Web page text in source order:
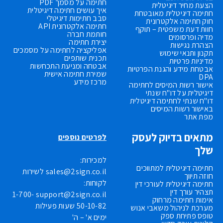
הצעת מחיר דיגיטלית
חתימה דיגיטלית מאובטחת
חוק חתימה אלקטרונית
חוות דעת משפטית – תוקף
מדיה ופרסומים
הצהרת נגישות
תקנון ותנאי שימוש
מדיניות פרטיות
אבטחת מידע והגנת הפרטיות
DPA
אישור רשות המיסים לחתימה
דיגיטלית על דו"ח שנתי
דו"ח שנתי לחתימה דיגיטלית
באישור רשות המיסים
מפת אתר
איך עושים חתימה דיגיטלית
סבב חתימות דיגיטלי
חתימה אלקטרונית API
חותמת חברה
יצירת חתימה
אפליקציה לחתימה על מסמכים
תכנית שותפים
אבטחה ומניעת התכחשות
שמירת חתימה אישית
מרכז מידע
מתאים בדיוק לעסק
שלך
חתימה דיגיטלית למתווכים
חוזה תיווך
חתימה דיגיטלית לעורכי דין
תצהיר עורך דין
אימות חתימה מרחוק
מערכת לניהול משאבי אנוש
טופס פתיחת ספק
לפרטים נוספים
למכירות:
sales@2sign.co.il לשירות
לקוחות:
support@2sign.co.il
1-700-
50-10-82 שעות פעילות
ימים א' – ה'